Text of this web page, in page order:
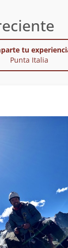
tu
Punta Italia